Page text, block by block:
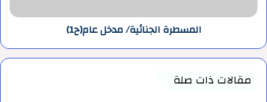
المسطرة الجنائية/ مدخل عام(ح1)
مقالات ذات صلة